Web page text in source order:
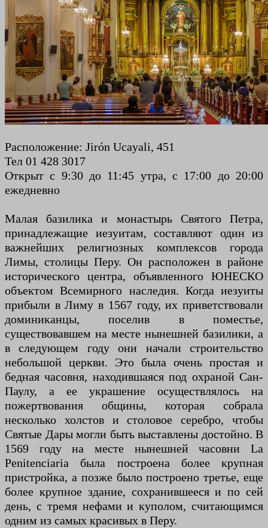
Расположение: Jirón Ucayali, 451
Тел 01 428 3017
Открыт с 9:30 до 11:45 утра, с 17:00 до 20:00
ежедневно
Малая базилика и монастырь Святого Петра,
принадлежащие иезуитам, составляют один из
важнейших религиозных комплексов города
Лимы, столицы Перу. Он расположен в районе
исторического центра, объявленного ЮНЕСКО
объектом Всемирного наследия. Когда иезуиты
прибыли в Лиму в 1567 году, их приветствовали
доминиканцы, поселив в поместье,
существовавшем на месте нынешней базилики, а
в следующем году они начали строительство
небольшой церкви. Это была очень простая и
бедная часовня, находившаяся под охраной Сан-
Паулу, а ее украшение осуществлялось на
пожертвования общины, которая собрала
несколько холстов и столовое серебро, чтобы
Святые Дары могли быть выставлены достойно. В
1569 году на месте нынешней часовни La
Penitenciaria была построена более крупная
пристройка, а позже было построено третье, еще
более крупное здание, сохранившееся и по сей
день, с тремя нефами и куполом, считающимся
одним из самых красивых в Перу.